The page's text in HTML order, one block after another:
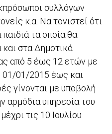
συλλόγων
κ.α. Να τονιστεί ότι
τα οποία θα
στα Δημοτικά
από 5 έως 12 ετών με
01/01/2015 έως και
γίνονται με υποβολή
αρμόδια υπηρεσία του
τις 10 Ιουλίου